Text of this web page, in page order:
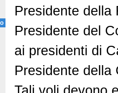
Presidente della
Presidente del
ai presidenti di
Presidente della